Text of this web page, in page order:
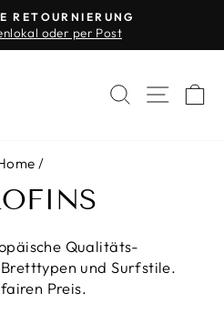
Pause
RETOURNIERUNG
oder per Post
SEARCH
SITE
/
Qualitäts-
und Surfstile.
Preis.